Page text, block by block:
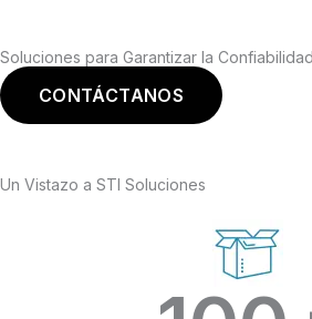
Soluciones para Garantizar la
CONTÁCTANOS
Un Vistazo a STI Soluciones